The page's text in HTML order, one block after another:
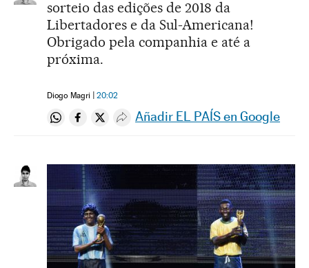
sorteio das edições de 2018 da
Libertadores e da Sul-Americana!
Obrigado pela companhia e até a
próxima.
Diogo Magri 20:02
Compartir en Whatsapp
Compartir en Facebook
Compartir en Twitter
Desplegar Redes Sociales
Añadir EL PAÍS en Google